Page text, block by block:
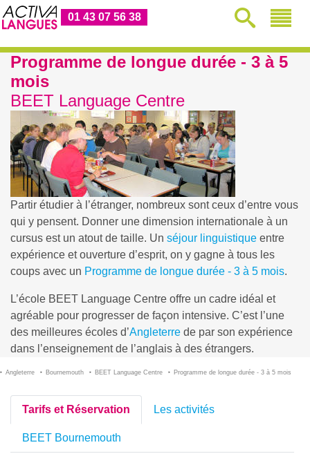
01 43 07 56 38
Programme de longue durée - 3 à 5
mois
BEET Language Centre
Partir étudier à l’étranger, nombreux sont ceux d’entre vous
qui y pensent. Donner une dimension internationale à un
cursus est un atout de taille. Un séjour linguistique entre
expérience et ouverture d’esprit, on y gagne à tous les
coups avec un Programme de longue durée - 3 à 5 mois.
L’école BEET Language Centre offre un cadre idéal et
agréable pour progresser de façon intensive. C’est l’une
des meilleures écoles d’Angleterre de par son expérience
dans l’enseignement de l’anglais à des étrangers.
Angleterre Bournemouth BEET Language Centre Programme de longue durée - 3 à 5 mois
Tarifs et Réservation Les activités
BEET Bournemouth